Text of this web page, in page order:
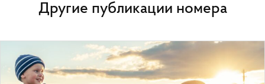
Другие публикации номера